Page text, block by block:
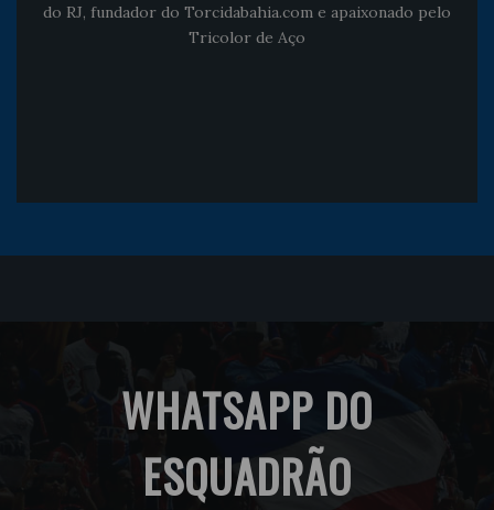
do RJ, fundador do Torcidabahia.com e apaixonado pelo
Tricolor de Aço
WHATSAPP DO
ESQUADRÃO